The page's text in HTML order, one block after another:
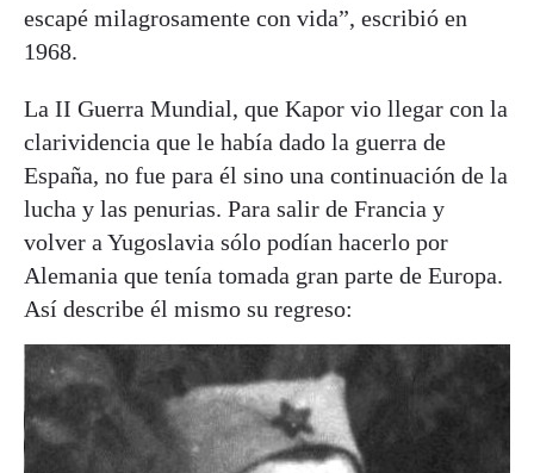
escapé milagrosamente con vida”, escribió en
1968.
La II Guerra Mundial, que Kapor vio llegar con la
clarividencia que le había dado la guerra de
España, no fue para él sino una continuación de la
lucha y las penurias. Para salir de Francia y
volver a Yugoslavia sólo podían hacerlo por
Alemania que tenía tomada gran parte de Europa.
Así describe él mismo su regreso: